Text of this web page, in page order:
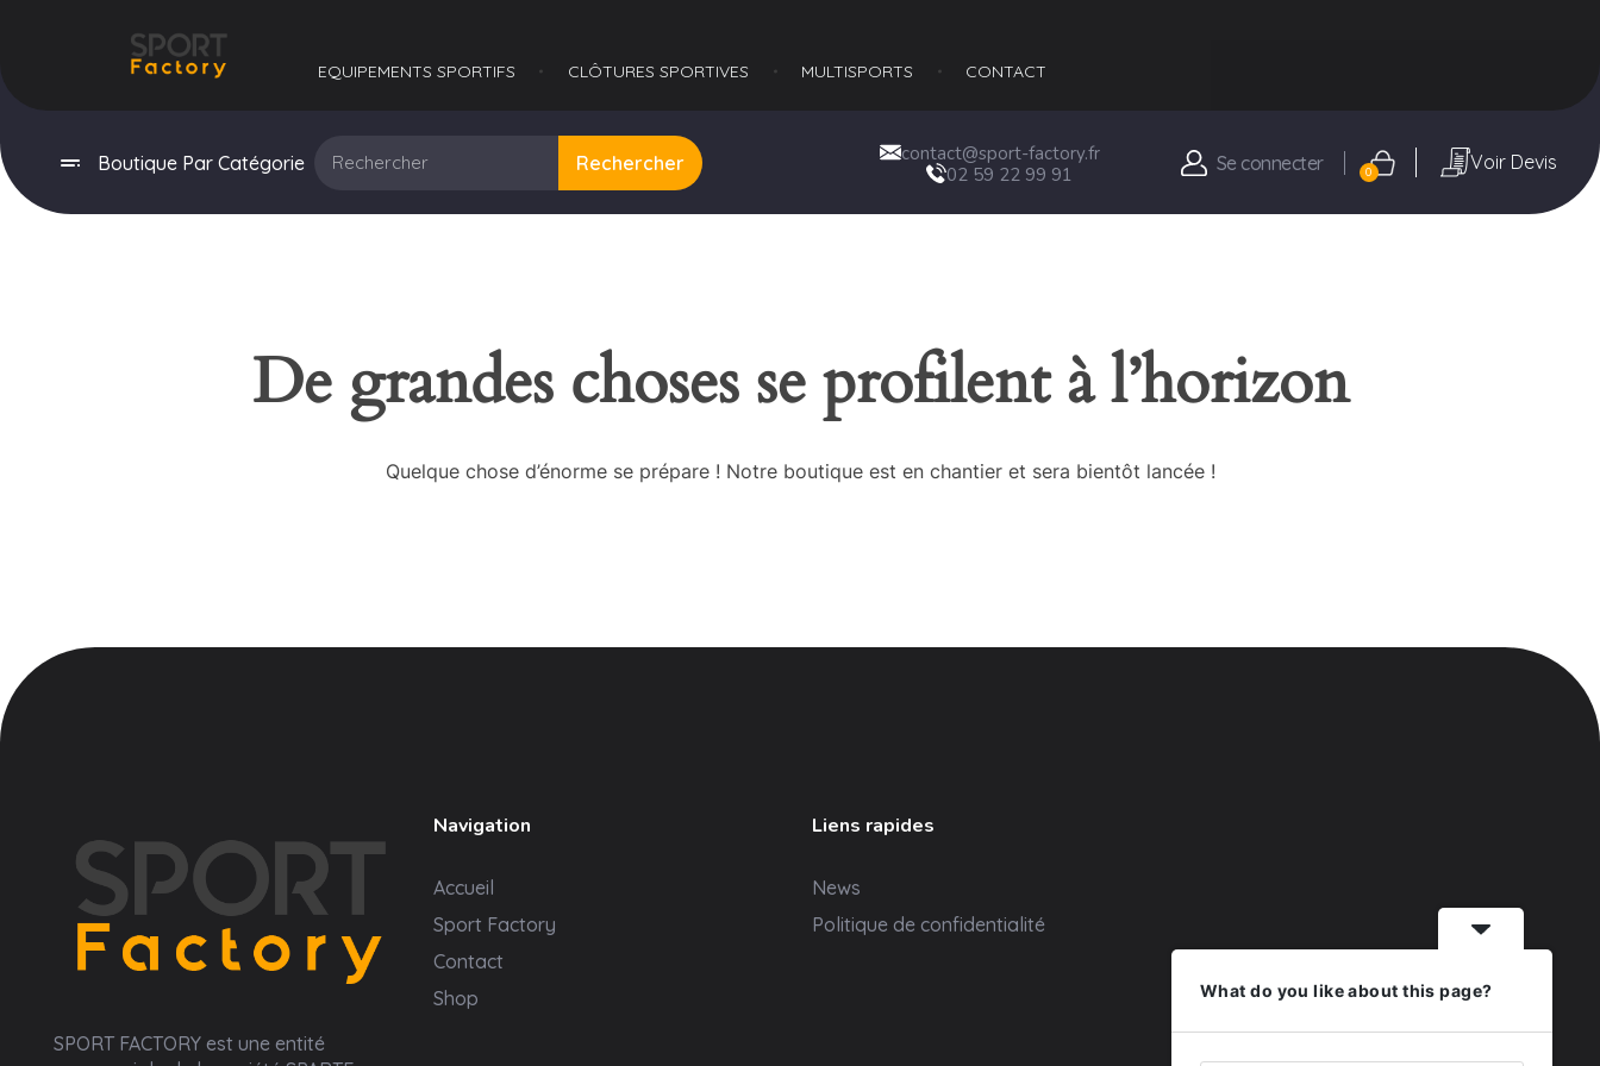
EQUIPEMENTS SPORTIFS​ CLÔTURES SPORTIVES MULTISPORTS​ CONTACT
Boutique Par Catégorie Rechercher
contact@sport-factory.fr
02 59 22 99 91
Se connecter 0 Voir Devis
De grandes choses se profilent à l’horizon
Quelque chose d’énorme se prépare ! Notre boutique est en chantier et sera bientôt lancée !
SPORT FACTORY est une entité
Navigation
Accueil
Sport Factory
Contact
Shop
Liens rapides
News
Politique de confidentialité
What do you like about this page?